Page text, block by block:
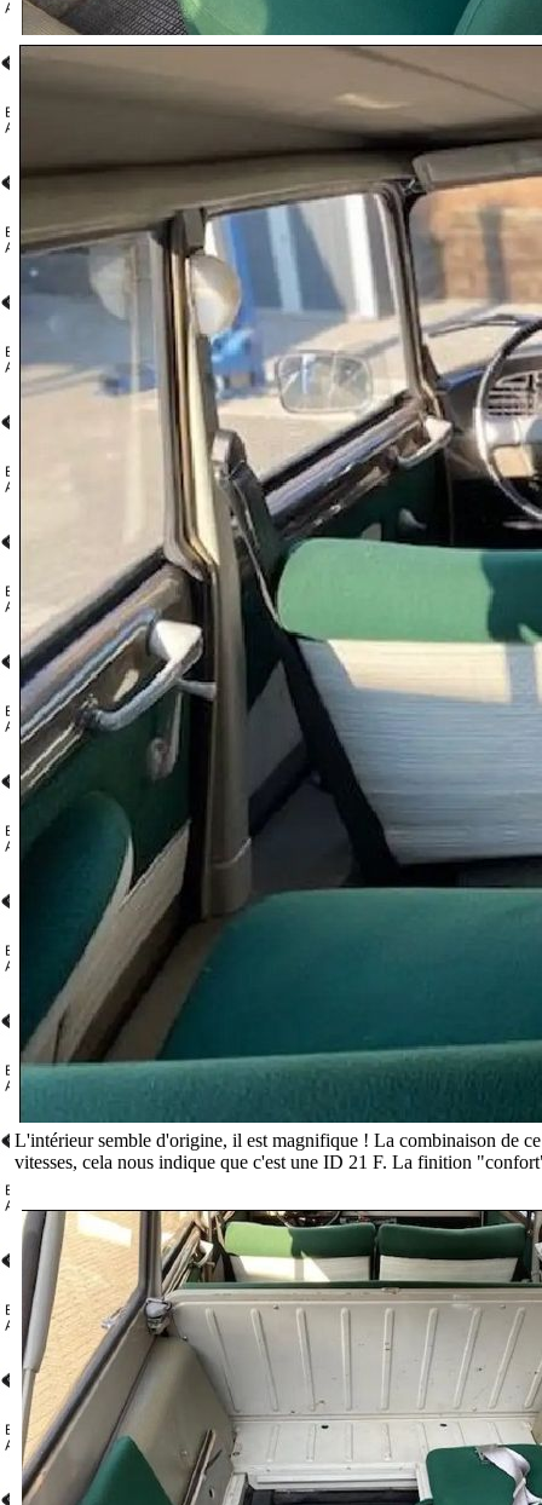
L'intérieur semble d'origine, il est magnifique ! La combinaison de
vitesses, cela nous indique que c'est une ID 21 F. La finition